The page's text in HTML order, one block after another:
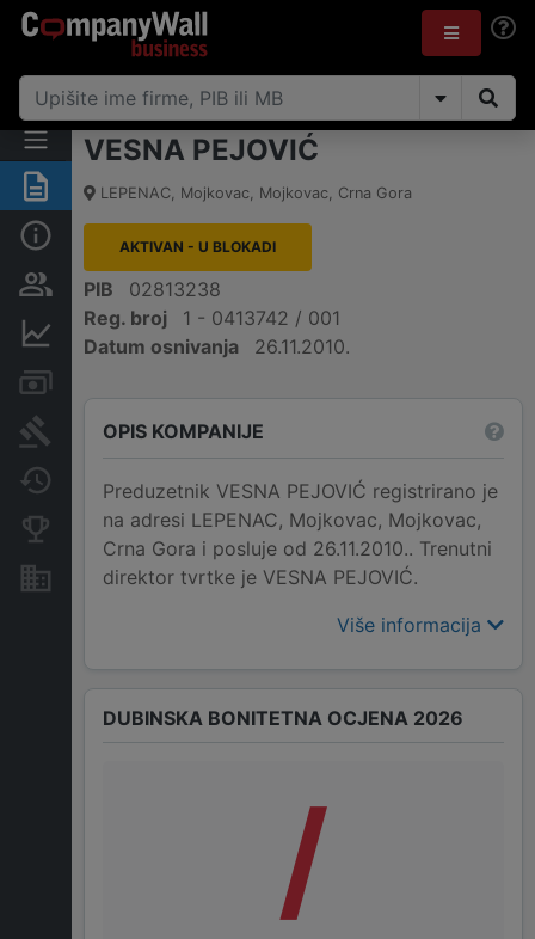
Sažetak
Osobe i vlasništvo
Finansijski podaci
Arhiva sudskih objava
Promjene
Konkurentne kompanije
Nekretnine i imovina
VESNA PEJOVIĆ
LEPENAC, Mojkovac, Mojkovac, Crna Gora
AKTIVAN - U BLOKADI
PIB
02813238
Reg. broj
1 - 0413742 / 001
Datum osnivanja
26.11.2010.
OPIS KOMPANIJE
Preduzetnik VESNA PEJOVIĆ registrirano je
na adresi LEPENAC, Mojkovac, Mojkovac,
Crna Gora i posluje od 26.11.2010.. Trenutni
direktor tvrtke je VESNA PEJOVIĆ.
Više informacija
DUBINSKA BONITETNA OCJENA 2026
/